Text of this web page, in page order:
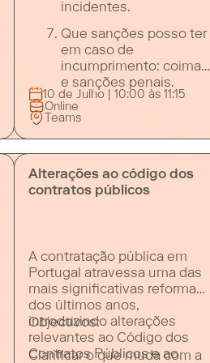
incidentes.
Que sanções posso ter
em caso de
incumprimento: coimas
e sanções penais.
10 de Julho | 10:00 às 11:15
Online
Teams
Alterações ao código dos
contratos públicos
A contratação pública em
Portugal atravessa uma das
mais significativas reformas
dos últimos anos,
introduzindo alterações
relevantes ao Código dos
Contratos Públicos e ao
Objectivos:
Clarificar o que muda com a